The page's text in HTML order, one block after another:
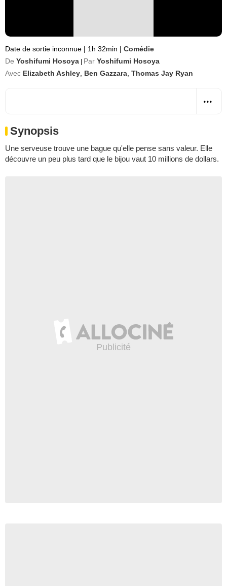
Date de sortie inconnue | 1h 32min | Comédie
De Yoshifumi Hosoya Par Yoshifumi Hosoya
Avec Elizabeth Ashley Ben Gazzara Thomas Jay Ryan
Synopsis
Une serveuse trouve une bague qu'elle pense sans valeur. Elle
découvre un peu plus tard que le bijou vaut 10 millions de dollars.